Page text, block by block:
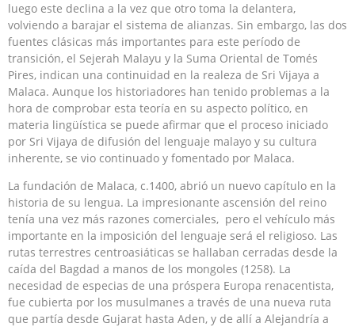
luego este declina a la vez que otro toma la delantera,
volviendo a barajar el sistema de alianzas. Sin embargo, las dos
fuentes clásicas más importantes para este período de
transición, el Sejerah Malayu y la Suma Oriental de Tomés
Pires, indican una continuidad en la realeza de Sri Vijaya a
Malaca. Aunque los historiadores han tenido problemas a la
hora de comprobar esta teoría en su aspecto político, en
materia lingüística se puede afirmar que el proceso iniciado
por Sri Vijaya de difusión del lenguaje malayo y su cultura
inherente, se vio continuado y fomentado por Malaca.
La fundación de Malaca, c.1400, abrió un nuevo capítulo en la
historia de su lengua. La impresionante ascensión del reino
tenía una vez más razones comerciales, pero el vehículo más
importante en la imposición del lenguaje será el religioso. Las
rutas terrestres centroasiáticas se hallaban cerradas desde la
caída del Bagdad a manos de los mongoles (1258). La
necesidad de especias de una próspera Europa renacentista,
fue cubierta por los musulmanes a través de una nueva ruta
que partía desde Gujarat hasta Aden, y de allí a Alejandría a